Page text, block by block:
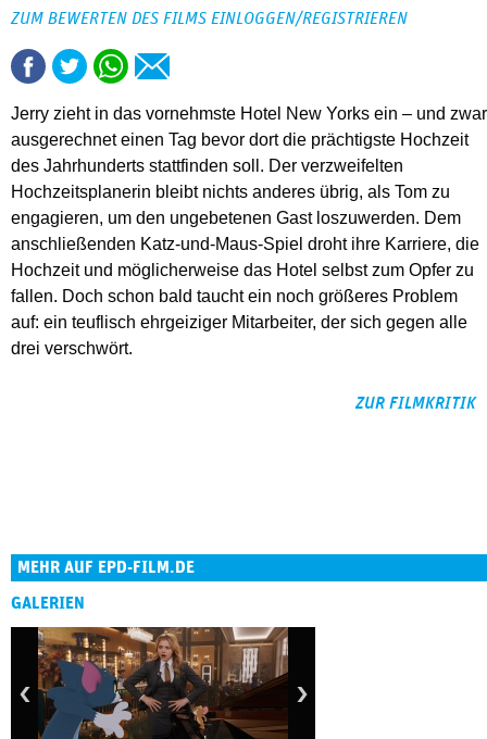
ZUM BEWERTEN DES FILMS EINLOGGEN/REGISTRIEREN
Jerry zieht in das vornehmste Hotel New Yorks ein – und zwar
ausgerechnet einen Tag bevor dort die prächtigste Hochzeit
des Jahrhunderts stattfinden soll. Der verzweifelten
Hochzeitsplanerin bleibt nichts anderes übrig, als Tom zu
engagieren, um den ungebetenen Gast loszuwerden. Dem
anschließenden Katz-und-Maus-Spiel droht ihre Karriere, die
Hochzeit und möglicherweise das Hotel selbst zum Opfer zu
fallen. Doch schon bald taucht ein noch größeres Problem
auf: ein teuflisch ehrgeiziger Mitarbeiter, der sich gegen alle
drei verschwört.
ZUR FILMKRITIK
MEHR AUF EPD-FILM.DE
GALERIEN